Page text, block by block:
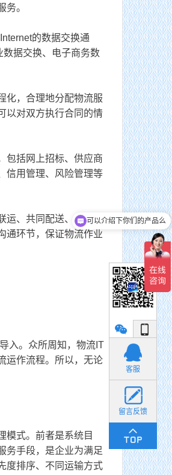
。
的数据交换通
据交换、电子商务数
，合理地分配物流服
以对双方执行合同的情
括网上招标、供应商
信用管理、风险管理等
运、共同配送、车队管
通环节，保证物流作业
入。众所周知，物流IT
运作流程。所以，无论
式。前者是系统目
务手段，是企业为满足
度排序、不同运输方式
小丽
客服
留言反馈
可以介绍下你们的产品么
你们是怎么收费的呢